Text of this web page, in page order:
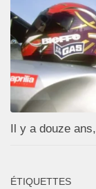
Il y a douze
ÉTIQUETTES